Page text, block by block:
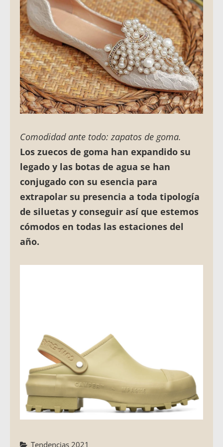
Comodidad ante todo: zapatos de goma.
Los zuecos de goma han expandido su
legado y las botas de agua se han
conjugado con su esencia para
extrapolar su presencia a toda tipología
de siluetas y conseguir así que estemos
cómodos en todas las estaciones del
año.
Categorías
Tendencias 2021